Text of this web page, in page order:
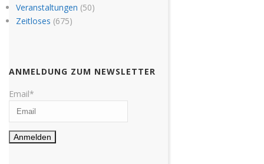
Veranstaltungen (50)
Zeitloses (675)
ANMELDUNG ZUM NEWSLETTER
Email*